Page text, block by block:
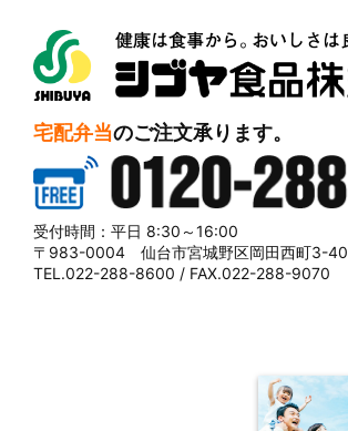
宅配弁当のご注文承ります。
0120-288-439
受付時間：平日 8:30～16:00
〒983-0004 仙台市宮城野区岡田西町3-40
TEL.022-288-8600 / FAX.022-288-9070